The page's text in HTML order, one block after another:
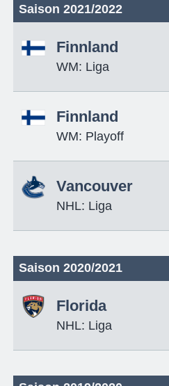
Saison 2021/2022
Finnland
WM: Liga
Finnland
WM: Playoff
Vancouver
NHL: Liga
Saison 2020/2021
Florida
NHL: Liga